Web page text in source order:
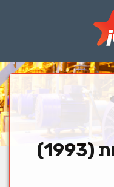
רדט ציוד ומערכות (1993)